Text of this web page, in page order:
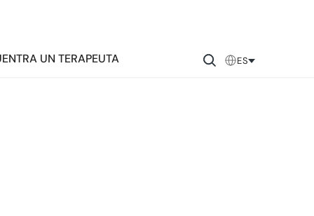
UN TERAPEUTA ES